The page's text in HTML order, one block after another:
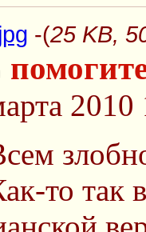
-(25 KB,
2010
то так